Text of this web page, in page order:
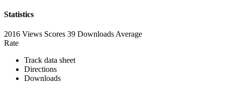
Statistics
2016 Views Scores 39 Downloads Average
Rate
Track data sheet
Directions
Downloads